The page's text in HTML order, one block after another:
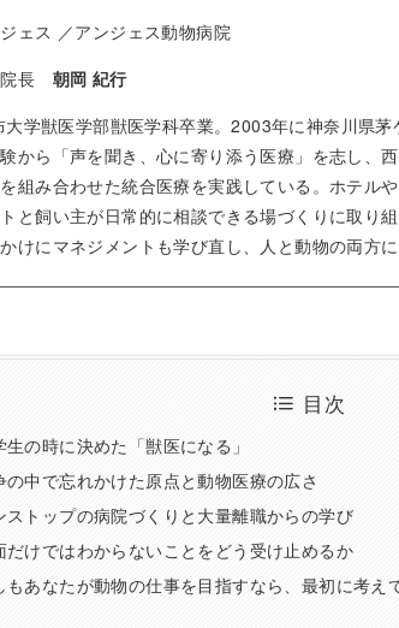
ェス ／アンジェス動物病院
長 朝岡 紀行
学獣医学部獣医学科卒業。2003年に神奈川県
から「声を聞き、心に寄り添う医療」を志し、
組み合わせた統合医療を実践している。ホテル
と飼い主が日常的に相談できる場づくりに取り
けにマネジメントも学び直し、人と動物の両方
目次
生の時に決めた「獣医になる」
の中で忘れかけた原点と動物医療の広さ
ストップの病院づくりと大量離職からの学び
だけではわからないことをどう受け止めるか
もあなたが動物の仕事を目指すなら、最初に考え